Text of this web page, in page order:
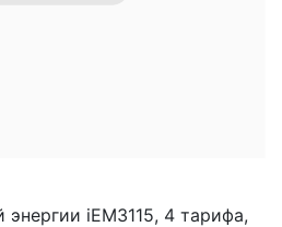
iEM3115, 4 тарифа,